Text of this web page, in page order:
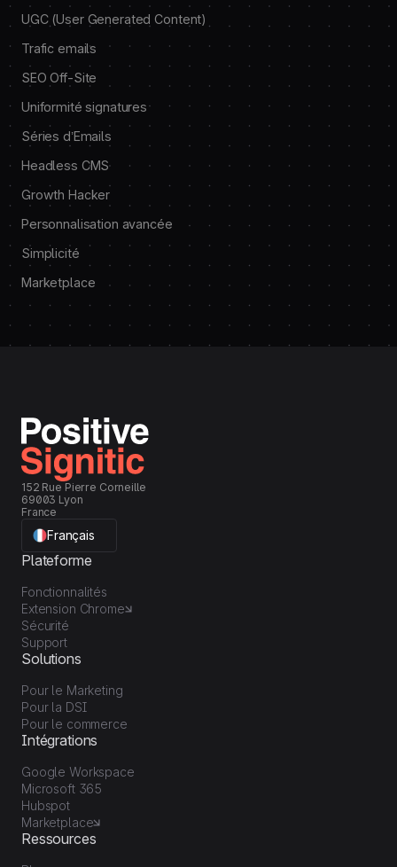
UGC (User Generated Content)
Trafic emails
SEO Off-Site
Uniformité signatures
Séries d’Emails
Headless CMS
Growth Hacker
Personnalisation avancée
Simplicité
Marketplace
152 Rue Pierre Corneille
69003 Lyon
France
Français
Plateforme
Fonctionnalités
Extension Chrome
Sécurité
Support
Solutions
Pour le Marketing
Pour la DSI
Pour le commerce
Intégrations
Google Workspace
Microsoft 365
Hubspot
Marketplace
Ressources